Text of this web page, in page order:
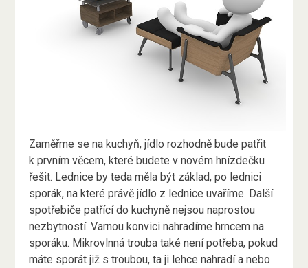
Zaměřme se na kuchyň, jídlo rozhodně bude patřit
k prvním věcem, které budete v novém hnízdečku
řešit. Lednice by teda měla být základ, po lednici
sporák, na které právě jídlo z lednice uvaříme. Další
spotřebiče patřící do kuchyně nejsou naprostou
nezbytností. Varnou konvici nahradíme hrncem na
sporáku. Mikrovlnná trouba také není potřeba, pokud
máte sporát již s troubou, ta ji lehce nahradí a nebo